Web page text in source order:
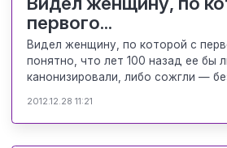
первого...
Видел женщину, по которой с
понятно, что лет 100 назад ее бы
канонизировали, либо сожгли —
2012.12.28 11:21